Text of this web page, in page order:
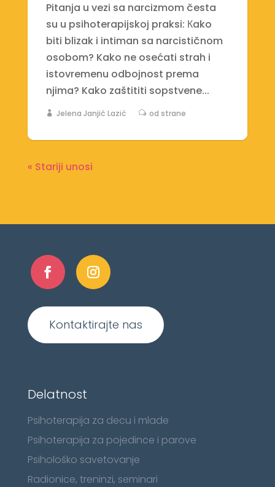
Pitanja u vezi sa narcizmom česta
su u psihoterapijskoj praksi: Кako
biti blizak i intiman sa narcističnom
osobom? Kako ne osećati strah i
istovremenu odbojnost prema
njima? Kako zaštititi sopstvene...
Jelena Janjić Lazić od strane
« Stariji unosi
Kontaktirajte nas
Delatnost
Psihoterapija za decu i mlade
Psihoterapija za pojedince i parove
Psihološko savetovanje
Radionice, treninzi, seminari